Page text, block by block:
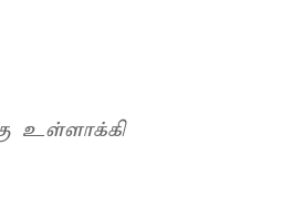
உள்ளாக்கி